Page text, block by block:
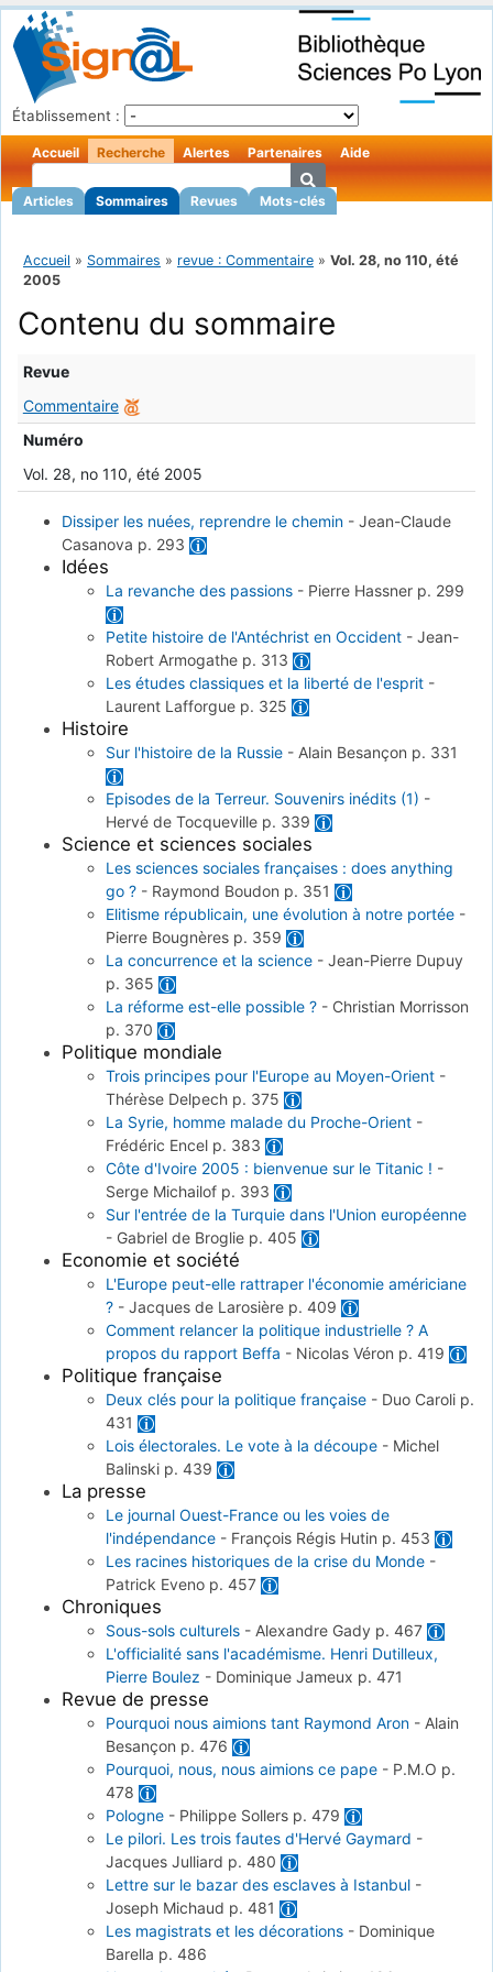
Établissement :
Accueil Recherche
Articles Sommaires Revues Mots-clés
Alertes Partenaires Aide
Accueil » Sommaires » revue : Commentaire » Vol. 28, no 110, été
2005
Contenu du sommaire
Revue
Commentaire
Numéro
Vol. 28, no 110, été 2005
Dissiper les nuées, reprendre le chemin - Jean-Claude
Casanova p. 293
Idées
La revanche des passions - Pierre Hassner p. 299
Petite histoire de l'Antéchrist en Occident - Jean-
Robert Armogathe p. 313
Les études classiques et la liberté de l'esprit -
Laurent Lafforgue p. 325
Histoire
Sur l'histoire de la Russie - Alain Besançon p. 331
Episodes de la Terreur. Souvenirs inédits (1) -
Hervé de Tocqueville p. 339
Science et sciences sociales
Les sciences sociales françaises : does anything
go ? - Raymond Boudon p. 351
Elitisme républicain, une évolution à notre portée -
Pierre Bougnères p. 359
La concurrence et la science - Jean-Pierre Dupuy
p. 365
La réforme est-elle possible ? - Christian Morrisson
p. 370
Politique mondiale
Trois principes pour l'Europe au Moyen-Orient -
Thérèse Delpech p. 375
La Syrie, homme malade du Proche-Orient -
Frédéric Encel p. 383
Côte d'Ivoire 2005 : bienvenue sur le Titanic ! -
Serge Michailof p. 393
Sur l'entrée de la Turquie dans l'Union européenne
- Gabriel de Broglie p. 405
Economie et société
L'Europe peut-elle rattraper l'économie américiane
? - Jacques de Larosière p. 409
Comment relancer la politique industrielle ? A
propos du rapport Beffa - Nicolas Véron p. 419
Politique française
Deux clés pour la politique française - Duo Caroli p.
431
Lois électorales. Le vote à la découpe - Michel
Balinski p. 439
La presse
Le journal Ouest-France ou les voies de
l'indépendance - François Régis Hutin p. 453
Les racines historiques de la crise du Monde -
Patrick Eveno p. 457
Chroniques
Sous-sols culturels - Alexandre Gady p. 467
L'officialité sans l'académisme. Henri Dutilleux,
Pierre Boulez - Dominique Jameux p. 471
Revue de presse
Pourquoi nous aimions tant Raymond Aron - Alain
Besançon p. 476
Pourquoi, nous, nous aimions ce pape - P.M.O p.
478
Pologne - Philippe Sollers p. 479
Le pilori. Les trois fautes d'Hervé Gaymard -
Jacques Julliard p. 480
Lettre sur le bazar des esclaves à Istanbul -
Joseph Michaud p. 481
Les magistrats et les décorations - Dominique
Barella p. 486